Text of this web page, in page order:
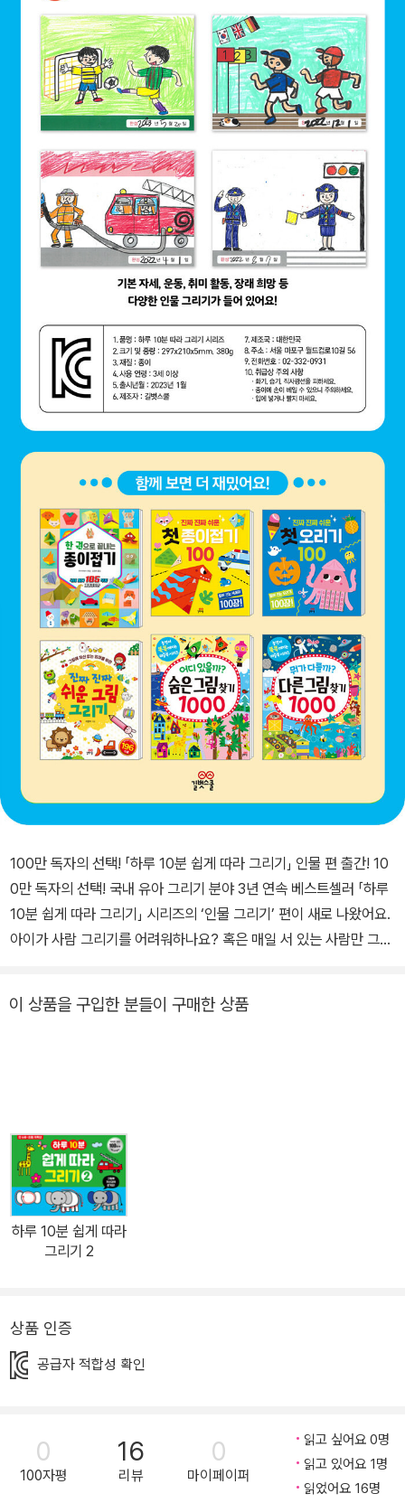
100만 독자의 선택! 「하루 10분 쉽게 따라 그리기」 인물 편 출간! 10
0만 독자의 선택! 국내 유아 그리기 분야 3년 연속 베스트셀러 「하루
10분 쉽게 따라 그리기」 시리즈의 ‘인물 그리기’ 편이 새로 나왔어요.
아이가 사람 그리기를 어려워하나요? 혹은 매일 서 있는 사람만 그리
없이 책에 바로 그릴 수 있어서 정말 편리해요. 하루 10분, 이 책으로
아이들이 어려워하는 지점을 잘 알아서, 사람 그리기의 원리를 확실
하게 알려 줘요. 간단한 원리만 깨닫고 책에 있는 가이드대로 따라 그
리기만 하면 그림 실력이 쑥쑥 늘어요. 그러면 어떤 장면이든 자유자
재로 그릴 수 있게 되지요. 따로 미술학원에 갈 필요가 없답니다! 초등
필수 그리기 주제가 모두 들어 있어 유아부터 초등 저학년이 보기 딱
찰관, 소방관, 비행기 조종사, 제빵사 등 직업 그리기까지 필수 그리기
장, 장래 희망 그리기 등 모든 그리기에 자신감이 생겨요. 스케치북 없
연필은 물론 크레파스, 사인펜, 물감 등 어떤 재료도 사용할 수 있지
요. 또 하단에는 그림을 그린 날짜를 기록하는 칸이 있어 더 좋아요.
다 그리고 난 책은 아이의 성장 일기로 보관해 보세요.
이 상품을 구입한 분들이 구매한 상품
하루 10분 쉽게 따라
그리기 2
상품 인증
공급자 적합성 확인
0
100자평
16
리뷰
0
마이페이퍼
읽고 싶어요 0명
읽고 있어요 1명
읽었어요 16명